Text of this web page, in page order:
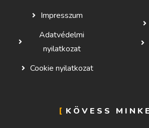
Impresszum
Adatvédelmi
nyilatkozat
Cookie nyilatkozat
KÖVESS